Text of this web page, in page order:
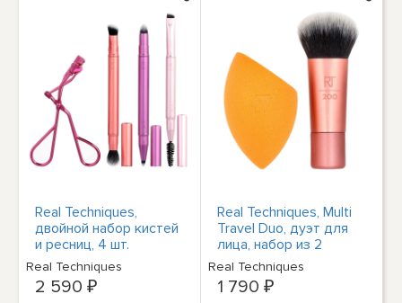
Real Techniques,
двойной набор кистей
и ресниц, 4 шт.
Real Techniques
2 590 ₽
Real Techniques, Multi
Travel Duo, дуэт для
лица, набор из 2
средств
Real Techniques
1 790 ₽